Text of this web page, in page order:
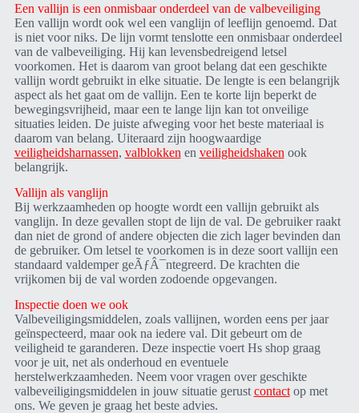
Een vallijn is een onmisbaar onderdeel van de valbeveiliging
Een vallijn wordt ook wel een vanglijn of leeflijn genoemd. Dat
is niet voor niks. De lijn vormt tenslotte een onmisbaar onderdeel
van de valbeveiliging. Hij kan levensbedreigend letsel
voorkomen. Het is daarom van groot belang dat een geschikte
vallijn wordt gebruikt in elke situatie. De lengte is een belangrijk
aspect als het gaat om de vallijn. Een te korte lijn beperkt de
bewegingsvrijheid, maar een te lange lijn kan tot onveilige
situaties leiden. De juiste afweging voor het beste materiaal is
daarom van belang. Uiteraard zijn hoogwaardige
veiligheidsharnassen, valblokken en veiligheidshaken ook
belangrijk.
Vallijn als vanglijn
Bij werkzaamheden op hoogte wordt een vallijn gebruikt als
vanglijn. In deze gevallen stopt de lijn de val. De gebruiker raakt
dan niet de grond of andere objecten die zich lager bevinden dan
de gebruiker. Om letsel te voorkomen is in deze soort vallijn een
standaard valdemper geÃƒÂ¯ntegreerd. De krachten die
vrijkomen bij de val worden zodoende opgevangen.
Inspectie doen we ook
Valbeveiligingsmiddelen, zoals vallijnen, worden eens per jaar
geïnspecteerd, maar ook na iedere val. Dit gebeurt om de
veiligheid te garanderen. Deze inspectie voert Hs shop graag
voor je uit, net als onderhoud en eventuele
herstelwerkzaamheden. Neem voor vragen over geschikte
valbeveiligingsmiddelen in jouw situatie gerust contactop met
ons. We geven je graag het beste advies.